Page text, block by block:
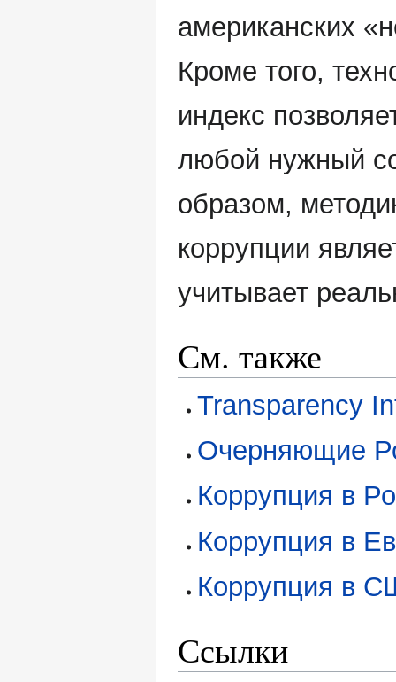
американских
Кроме того,
индекс
любой нужный
образом,
коррупции
учитывает
См. также
Transparency
Очерняющие
Коррупция в
Коррупция в
Коррупция в
Ссылки